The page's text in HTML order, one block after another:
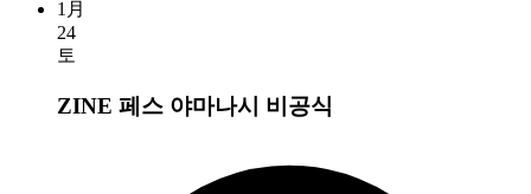
1月
24
토
ZINE 페스 야마나시 비공식